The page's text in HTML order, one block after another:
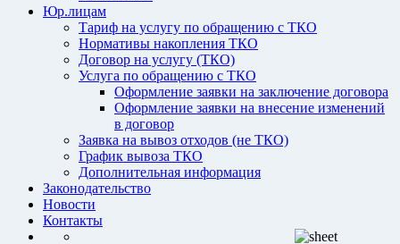
Юр.лицам
Тариф на услугу по обращению с ТКО
Нормативы накопления ТКО
Договор на услугу (ТКО)
Услуга по обращению с ТКО
Оформление заявки на заключение договора
Оформление заявки на внесение изменений
в договор
Заявка на вывоз отходов (не ТКО)
График вывоза ТКО
Дополнительная информация
Законодательство
Новости
Контакты